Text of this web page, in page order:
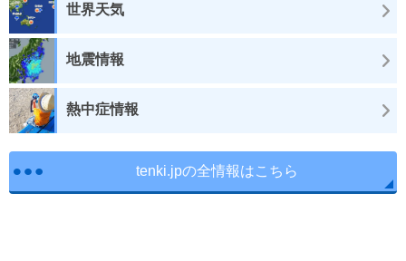
世界天気
地震情報
熱中症情報
tenki.jpの全情報はこちら